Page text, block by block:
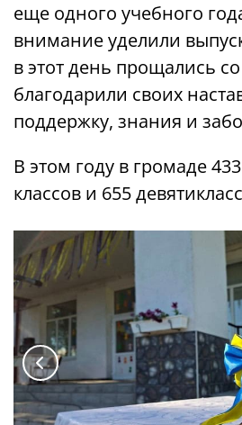
еще одного учебного
внимание уделили
в этот день прощались
благодарили своих
поддержку, знания и
В этом году в громаде
классов и 655